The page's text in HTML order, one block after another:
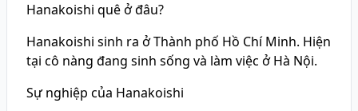
Hanakoishi quê ở đâu?
Hanakoishi sinh ra ở Thành phố Hồ Chí Minh. Hiện
tại cô nàng đang sinh sống và làm việc ở Hà Nội.
Sự nghiệp của Hanakoishi